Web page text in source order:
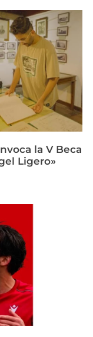
la V Beca
Ligero»